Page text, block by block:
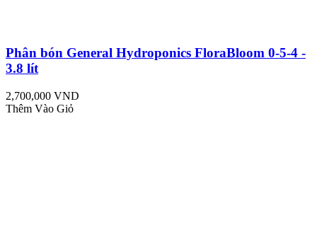
Phân bón General Hydroponics FloraBloom 0-5-4 -
3.8 lít
2,700,000 VND
Thêm Vào Giỏ